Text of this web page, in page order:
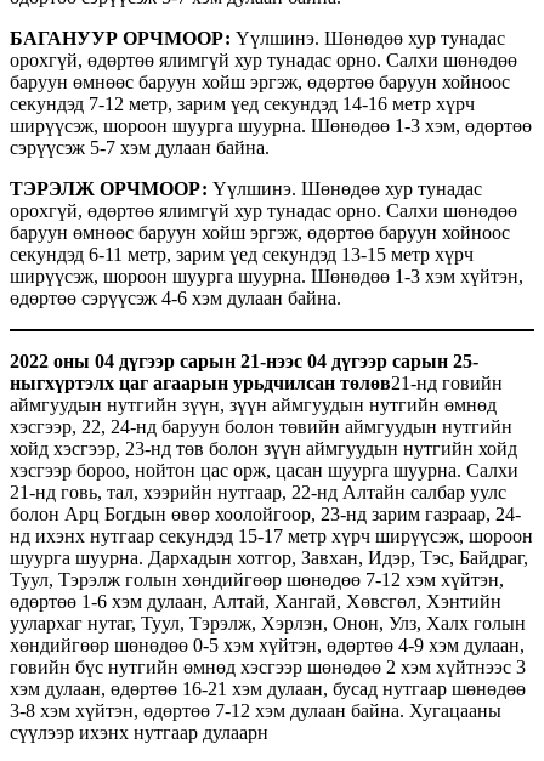
БАГАНУУР ОРЧМООР: Үүлшинэ. Шөнөдөө хур тунадас
орохгүй, өдөртөө ялимгүй хур тунадас орно. Салхи шөнөдөө
баруун өмнөөс баруун хойш эргэж, өдөртөө баруун хойноос
секундэд 7-12 метр, зарим үед секундэд 14-16 метр хүрч
ширүүсэж, шороон шуурга шуурна. Шөнөдөө 1-3 хэм, өдөртөө
сэрүүсэж 5-7 хэм дулаан байна.
ТЭРЭЛЖ ОРЧМООР: Үүлшинэ. Шөнөдөө хур тунадас
орохгүй, өдөртөө ялимгүй хур тунадас орно. Салхи шөнөдөө
баруун өмнөөс баруун хойш эргэж, өдөртөө баруун хойноос
секундэд 6-11 метр, зарим үед секундэд 13-15 метр хүрч
ширүүсэж, шороон шуурга шуурна. Шөнөдөө 1-3 хэм хүйтэн,
өдөртөө сэрүүсэж 4-6 хэм дулаан байна.
2022 оны 04 дүгээр сарын 21-нээс 04 дүгээр сарын 25-
ныгхүртэлх цаг агаарын урьдчилсан төлөв21-нд говийн
аймгуудын нутгийн зүүн, зүүн аймгуудын нутгийн өмнөд
хэсгээр, 22, 24-нд баруун болон төвийн аймгуудын нутгийн
хойд хэсгээр, 23-нд төв болон зүүн аймгуудын нутгийн хойд
хэсгээр бороо, нойтон цас орж, цасан шуурга шуурна. Салхи
21-нд говь, тал, хээрийн нутгаар, 22-нд Алтайн салбар уулс
болон Арц Богдын өвөр хоолойгоор, 23-нд зарим газраар, 24-
нд ихэнх нутгаар секундэд 15-17 метр хүрч ширүүсэж, шороон
шуурга шуурна. Дархадын хотгор, Завхан, Идэр, Тэс, Байдраг,
Туул, Тэрэлж голын хөндийгөөр шөнөдөө 7-12 хэм хүйтэн,
өдөртөө 1-6 хэм дулаан, Алтай, Хангай, Хөвсгөл, Хэнтийн
уулархаг нутаг, Туул, Тэрэлж, Хэрлэн, Онон, Улз, Халх голын
хөндийгөөр шөнөдөө 0-5 хэм хүйтэн, өдөртөө 4-9 хэм дулаан,
говийн бүс нутгийн өмнөд хэсгээр шөнөдөө 2 хэм хүйтнээс 3
хэм дулаан, өдөртөө 16-21 хэм дулаан, бусад нутгаар шөнөдөө
3-8 хэм хүйтэн, өдөртөө 7-12 хэм дулаан байна. Хугацааны
сүүлээр ихэнх нутгаар дулаарн